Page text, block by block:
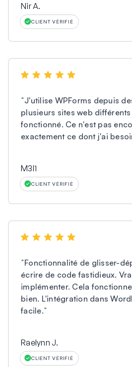
Nir A.
CLIENT VÉRIFIÉ
"J'utilise WPForms depuis
plusieurs sites web
fonctionné. Ce n'est pas
exactement ce dont j'ai
M3l1
CLIENT VÉRIFIÉ
"Fonctionnalité de glisser-
écrire de code fastidieux.
implémenter. Cela
bien. L'intégration dans
facile."
Raelynn J.
CLIENT VÉRIFIÉ